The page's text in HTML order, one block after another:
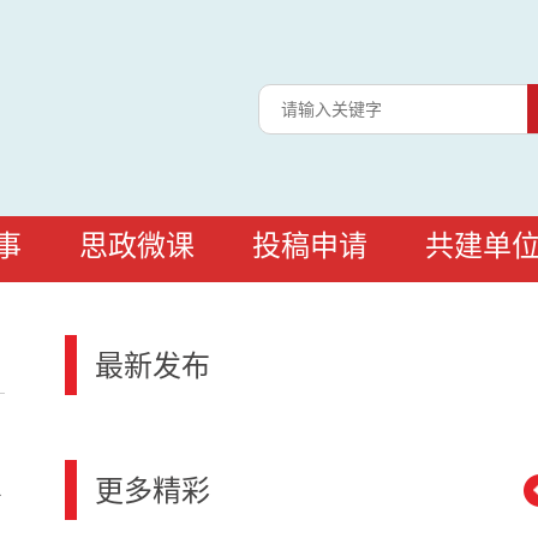
思政微课 投稿申请 共建单
最新发布
更多精彩